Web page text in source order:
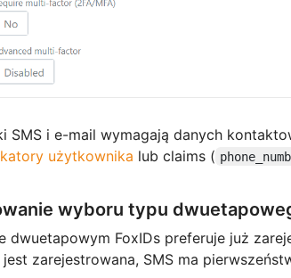
SMS i e-mail wymagają danych
użytkownika lub claims (
wyboru typu
dwuetapowym FoxIDs preferuje już
zarejestrowana, SMS ma